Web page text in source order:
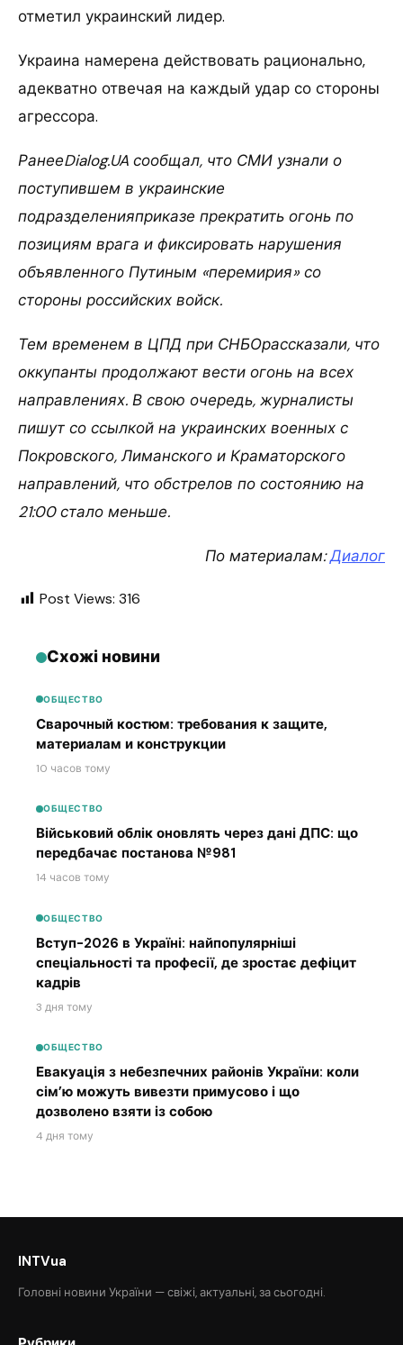
отметил украинский лидер.
Украина намерена действовать рационально,
адекватно отвечая на каждый удар со стороны
агрессора.
РанееDialog.UA сообщал, что СМИ узнали о
поступившем в украинские
подразделенияприказе прекратить огонь по
позициям врага и фиксировать нарушения
объявленного Путиным «перемирия» со
стороны российских войск.
Тем временем в ЦПД при СНБОрассказали, что
оккупанты продолжают вести огонь на всех
направлениях. В свою очередь, журналисты
пишут со ссылкой на украинских военных с
Покровского, Лиманского и Краматорского
направлений, что обстрелов по состоянию на
21:00 стало меньше.
По материалам:Диалог
Post Views: 316
Схожі новини
ОБЩЕСТВО
Сварочный костюм: требования к защите,
материалам и конструкции
10 часов тому
ОБЩЕСТВО
Військовий облік оновлять через дані ДПС: що
передбачає постанова №981
14 часов тому
ОБЩЕСТВО
Вступ-2026 в Україні: найпопулярніші
спеціальності та професії, де зростає дефіцит
кадрів
3 дня тому
ОБЩЕСТВО
Евакуація з небезпечних районів України: коли
сім’ю можуть вивезти примусово і що
дозволено взяти із собою
4 дня тому
INTVua
Головні новини України — свіжі, актуальні, за сьогодні.